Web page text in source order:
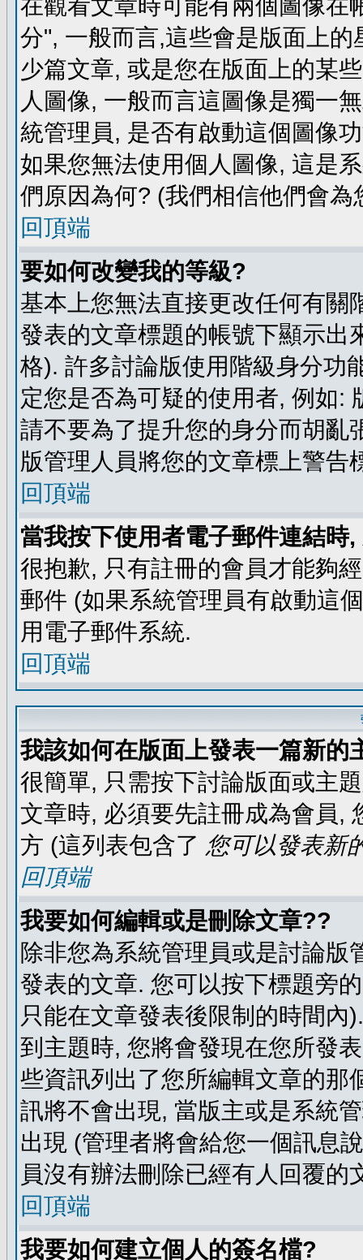
在觀看文章時可能有兩個圖像在
分", 一般而言,這些會是版面上
少篇文章, 或是您在版面上的某
人圖像, 一般而言這圖像是獨一
統管理員, 是否有啟動這個圖像
如果您無法使用個人圖像, 這是
們原因為何? (我們相信他們會為
回頂端
要如何改變我的等級?
基本上您無法直接更改任何有關
發表的文章標題的帳號下顯示出
格). 許多討論版使用階級身分功
定您是否為可疑的使用者, 例如:
請不要為了提升您的身分而胡亂
版管理人員將您的文章標上警告
回頂端
當我按下使用者電子郵件連結時
很抱歉, 只有註冊的會員才能夠
郵件 (如果系統管理員有啟動這
用電子郵件系統.
回頂端
我該如何在版面上發表一篇新的
很簡單, 只需按下討論版面或主
文章時, 必須要先註冊成為會員,
方 (這列表包含了 您可以發表新
回頂端
我要如何編輯或是刪除文章??
除非您為系統管理員或是討論
發表的文章. 您可以按下標題旁
只能在文章發表後限制的時間
到主題時, 您將會發現在您所發
些資訊列出了您所編輯文章的那
訊將不會出現, 當版主或是系統
出現 (管理者將會給您一個訊息
員沒有辦法刪除已經有人回覆的
回頂端
我要如何建立個人的簽名檔?